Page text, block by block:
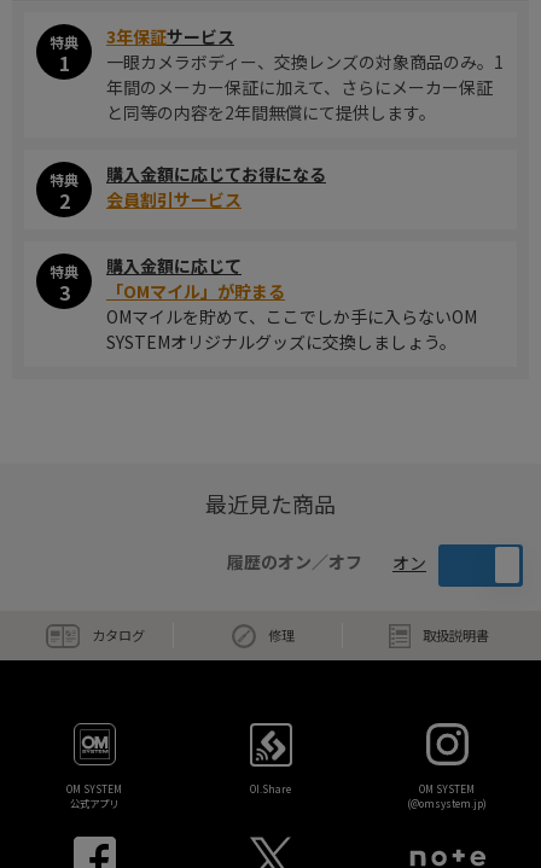
特典
1
3年保証サービス
一眼カメラボディー、交換レンズの対象商品のみ。1
年間のメーカー保証に加えて、さらにメーカー保証
と同等の内容を2年間無償にて提供します。
特典
2
購入金額に応じてお得になる
会員割引サービス
特典
3
購入金額に応じて
「OMマイル」が貯まる
OMマイルを貯めて、ここでしか手に入らないOM
SYSTEMオリジナルグッズに交換しましょう。
最近見た商品
履歴のオン／オフ オン
カタログ 修理 取扱説明書
OM SYSTEM
公式アプリ
OI.Share
OM SYSTEM
(@omsystem.jp)